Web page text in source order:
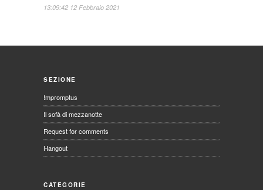
13:09:42 12 Febbraio 2021
SEZIONE
Impromptus
Il sofà di mezzanotte
Request for comments
Hangout
CATEGORIE